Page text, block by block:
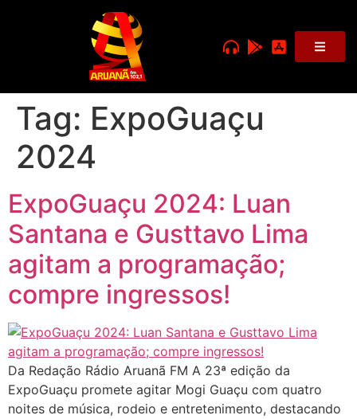
Tag: ExpoGuaçu
2024
ExpoGuaçu 2024: Luan
Santana e Gusttavo Lima
agitam a programação;
compre ingressos!
Da Redação Rádio Aruanã FM A 23ª edição da
ExpoGuaçu promete agitar Mogi Guaçu com quatro
noites de música, rodeio e entretenimento, destacando